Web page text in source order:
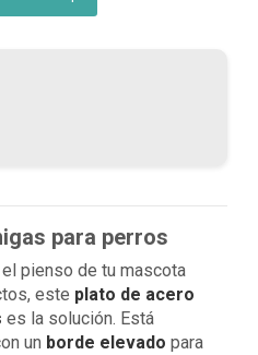
para perros
pienso de tu mascota
este plato de acero
es la solución. Está
un borde elevado para